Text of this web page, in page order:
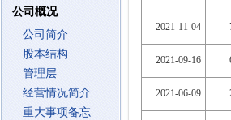
公司概况
公司简介
股本结构
管理层
经营情况简介
重大事项备忘
2021-11-04
2021-09-16
2021-06-09